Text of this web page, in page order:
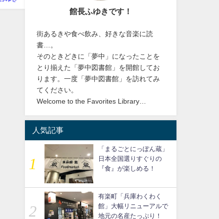
館長ふゆきです！
街あるきや食べ飲み、好きな音楽に読
書…。
そのときどきに「夢中」になったことを
とり揃えた「夢中図書館」を開館してお
ります。一度「夢中図書館」を訪れてみ
てください。
Welcome to the Favorites Library…
人気記事
「まるごとにっぽん蔵」
日本全国選りすぐりの
『食』が楽しめる！
有楽町「兵庫わくわく
館」大幅リニューアルで
地元の名産たっぷり！